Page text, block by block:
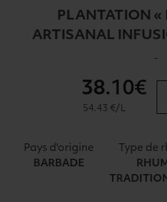
PLANTATION «
ARTISANAL
-
38.10€
54.43 €/L
Pays d'origine
BARBADE
Type de
RHUM